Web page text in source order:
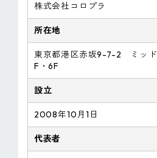
株式会社コロプラ
所在地
東京都港区赤坂9-7-2 ミッド
F・6F
設立
2008年10月1日
代表者